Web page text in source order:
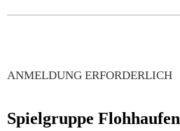
ANMELDUNG ERFORDERLICH
Spielgruppe Flohhaufen